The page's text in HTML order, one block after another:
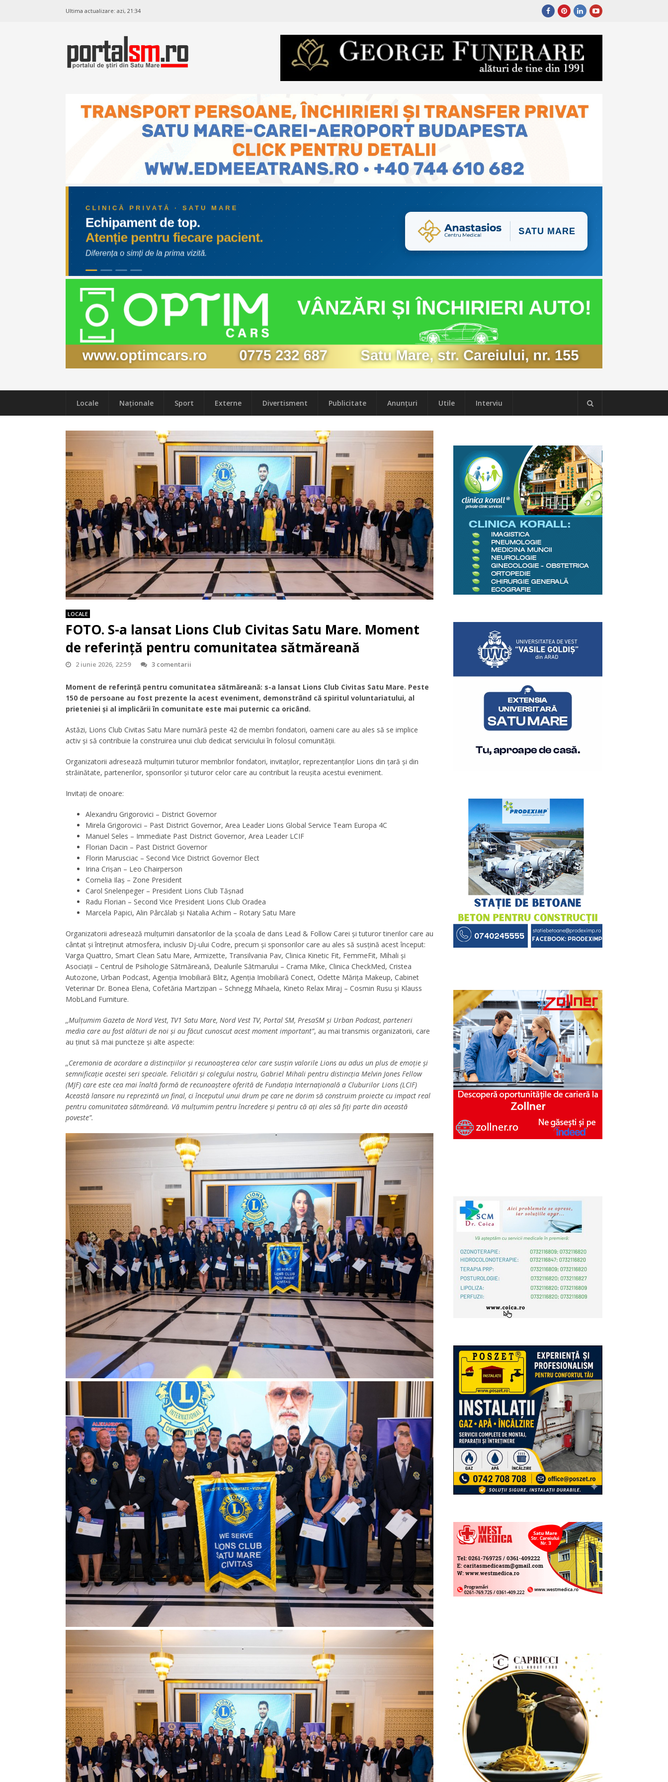
Ultima actualizare: azi, 21:34
Locale Naţionale Sport Externe Divertisment Publicitate Anunțuri Utile Interviu
LOCALE
FOTO. S-a lansat Lions Club Civitas Satu Mare. Moment
de referință pentru comunitatea sătmăreană
2 iunie 2026, 22:59 3 comentarii
Moment de referință pentru comunitatea sătmăreană: s-a lansat Lions Club Civitas Satu Mare. Peste
150 de persoane au fost prezente la acest eveniment, demonstrând că spiritul voluntariatului, al
prieteniei și al implicării în comunitate este mai puternic ca oricând.
Astăzi, Lions Club Civitas Satu Mare numără peste 42 de membri fondatori, oameni care au ales să se implice
activ și să contribuie la construirea unui club dedicat serviciului în folosul comunității.
Organizatorii adresează mulțumiri tuturor membrilor fondatori, invitaților, reprezentanților Lions din țară și din
străinătate, partenerilor, sponsorilor și tuturor celor care au contribuit la reușita acestui eveniment.
Invitați de onoare:
Alexandru Grigorovici – District Governor
Mirela Grigorovici – Past District Governor, Area Leader Lions Global Service Team Europa 4C
Manuel Seles – Immediate Past District Governor, Area Leader LCIF
Florian Dacin – Past District Governor
Florin Marusciac – Second Vice District Governor Elect
Irina Crișan – Leo Chairperson
Cornelia Ilaș – Zone President
Carol Snelenpeger – President Lions Club Tășnad
Radu Florian – Second Vice President Lions Club Oradea
Marcela Papici, Alin Pârcălab și Natalia Achim – Rotary Satu Mare
Organizatorii adresează mulțumiri dansatorilor de la școala de dans Lead & Follow Carei și tuturor tinerilor care au
cântat și întreținut atmosfera, inclusiv Dj-ului Codre, precum și sponsorilor care au ales să susțină acest început:
Varga Quattro, Smart Clean Satu Mare, Armizette, Transilvania Pav, Clinica Kinetic Fit, FemmeFit, Mihali și
Asociații – Centrul de Psihologie Sătmăreană, Dealurile Sătmarului – Crama Mike, Clinica CheckMed, Cristea
Autozone, Urban Podcast, Agenția Imobiliară Blitz, Agenția Imobiliară Conect, Odette Mărița Makeup, Cabinet
Veterinar Dr. Bonea Elena, Cofetăria Martzipan – Schnegg Mihaela, Kineto Relax Miraj – Cosmin Rusu și Klauss
MobLand Furniture.
,,Mulțumim Gazeta de Nord Vest, TV1 Satu Mare, Nord Vest TV, Portal SM, PresaSM și Urban Podcast, parteneri
media care au fost alături de noi și au făcut cunoscut acest moment important”, au mai transmis organizatorii, care
au ținut să mai puncteze și alte aspecte:
,,Ceremonia de acordare a distincțiilor și recunoașterea celor care susțin valorile Lions au adus un plus de emoție și
semnificație acestei seri speciale. Felicitări și colegului nostru, Gabriel Mihali pentru distincția Melvin Jones Fellow
(MJF) care este cea mai înaltă formă de recunoaștere oferită de Fundația Internațională a Cluburilor Lions (LCIF)
Această lansare nu reprezintă un final, ci începutul unui drum pe care ne dorim să construim proiecte cu impact real
pentru comunitatea sătmăreană. Vă mulțumim pentru încredere și pentru că ați ales să fiți parte din această
poveste”.